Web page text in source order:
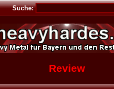
Suche:
Review